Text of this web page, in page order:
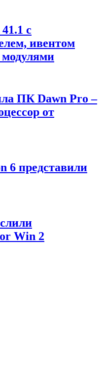
с
ивентом
ПК Dawn Pro –
от
6 представили
Win 2